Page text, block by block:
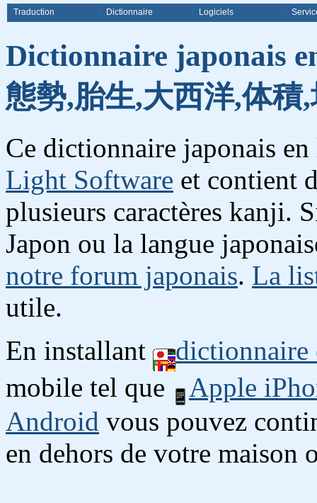
Traduction Dictionnaire Logiciels
Dictionnaire japonais
態勢,胎生,大西洋,体積
Ce dictionnaire japonais
Light Software et contient
plusieurs caractères kanji.
Japon ou la langue
notre forum japonais. La
utile.
En installant
mobile tel que
Apple
Android vous pouvez
en dehors de votre maison